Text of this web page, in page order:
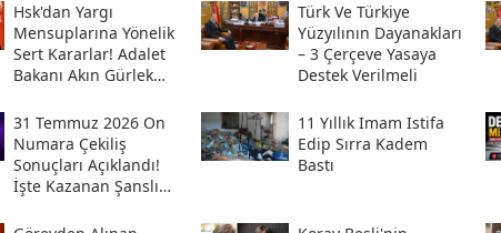
Hsk'dan Yargı
Mensuplarına Yönelik
Sert Kararlar! Adalet
Bakanı Akın Gürlek
Hesabından Açıkladı
Türk Ve Türkiye
Yüzyılının Dayanakları
– 3 Çerçeve Yasaya
Destek Verilmeli
31 Temmuz 2026 On
Numara Çekiliş
Sonuçları Açıklandı!
İşte Kazanan Şanslı
Sorgulama Ekranı
11 Yıllık Imam Istifa
Edip Sırra Kadem
Bastı